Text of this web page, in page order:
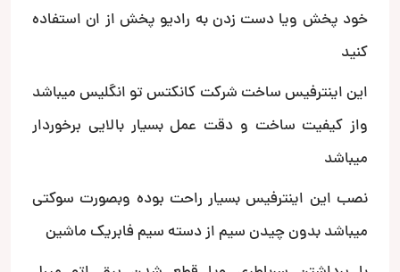
خود پخش ویا دست زدن به رادیو پخش از ان استفاده
کنید
این اینترفیس ساخت شرکت کانکتس تو انگلیس میباشد
واز کیفیت ساخت و دقت عمل بسیار بالایی برخوردار
میباشد
نصب این اینترفیس بسیار راحت بوده وبصورت سوکتی
میباشد بدون چیدن سیم از دسته سیم فابریک ماشین